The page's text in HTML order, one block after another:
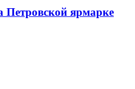
Петровской ярмарке